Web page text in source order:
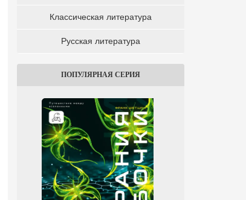
Классическая литература
Русская литература
ПОПУЛЯРНАЯ СЕРИЯ